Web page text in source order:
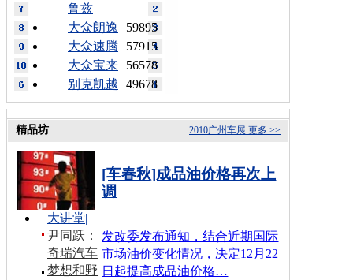
鲁兹
59895
大众朗逸
57915
大众速腾
56578
大众宝来
49678
别克凯越
更多 >>
2010广州车展
精品坊
[车春秋]成品油价格再次上
调
发改委发布通知，结合近期国际
市场油价变化情况，决定12月22
日起提高成品油价格…
大讲堂|
尹同跃：
奇瑞汽车
梦想和野